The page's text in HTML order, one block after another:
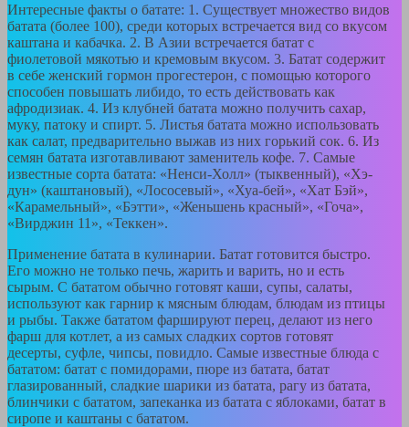
Интересные факты о батате: 1. Существует множество видов
батата (более 100), среди которых встречается вид со вкусом
каштана и кабачка. 2. В Азии встречается батат с
фиолетовой мякотью и кремовым вкусом. 3. Батат содержит
в себе женский гормон прогестерон, с помощью которого
способен повышать либидо, то есть действовать как
афродизиак. 4. Из клубней батата можно получить сахар,
муку, патоку и спирт. 5. Листья батата можно использовать
как салат, предварительно выжав из них горький сок. 6. Из
семян батата изготавливают заменитель кофе. 7. Самые
известные сорта батата: «Ненси-Холл» (тыквенный), «Хэ-
дун» (каштановый), «Лососевый», «Хуа-бей», «Хат Бэй»,
«Карамельный», «Бэтти», «Женьшень красный», «Гоча»,
«Вирджин 11», «Теккен».
Применение батата в кулинарии. Батат готовится быстро.
Его можно не только печь, жарить и варить, но и есть
сырым. С бататом обычно готовят каши, супы, салаты,
используют как гарнир к мясным блюдам, блюдам из птицы
и рыбы. Также бататом фаршируют перец, делают из него
фарш для котлет, а из самых сладких сортов готовят
десерты, суфле, чипсы, повидло. Самые известные блюда с
бататом: батат с помидорами, пюре из батата, батат
глазированный, сладкие шарики из батата, рагу из батата,
блинчики с бататом, запеканка из батата с яблоками, батат в
сиропе и каштаны с бататом.